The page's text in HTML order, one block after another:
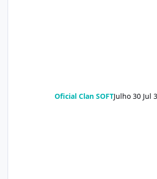
Oficial Clan SOFTJulho 30 Jul